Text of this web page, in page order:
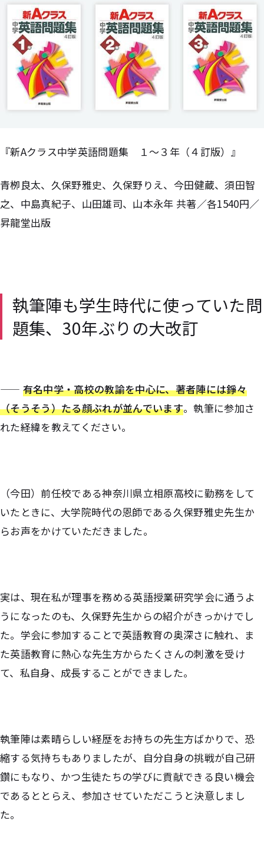
『新Aクラス中学英語問題集 １〜３年（４訂版）』
青栁良太、久保野雅史、久保野りえ、今田健蔵、須田智
之、中島真紀子、山田雄司、山本永年 共著／各1540円／
昇龍堂出版
執筆陣も学生時代に使っていた問
題集、30年ぶりの大改訂
—— 有名中学・高校の教諭を中心に、著者陣には錚々
（そうそう）たる顔ぶれが並んでいます。執筆に参加さ
れた経緯を教えてください。
（今田）前任校である神奈川県立相原高校に勤務をして
いたときに、大学院時代の恩師である久保野雅史先生か
らお声をかけていただきました。
実は、現在私が理事を務める英語授業研究学会に通うよ
うになったのも、久保野先生からの紹介がきっかけでし
た。学会に参加することで英語教育の奥深さに触れ、ま
た英語教育に熱心な先生方からたくさんの刺激を受け
て、私自身、成長することができました。
執筆陣は素晴らしい経歴をお持ちの先生方ばかりで、恐
縮する気持ちもありましたが、自分自身の挑戦が自己研
鑽にもなり、かつ生徒たちの学びに貢献できる良い機会
であるととらえ、参加させていただこうと決意しまし
た。